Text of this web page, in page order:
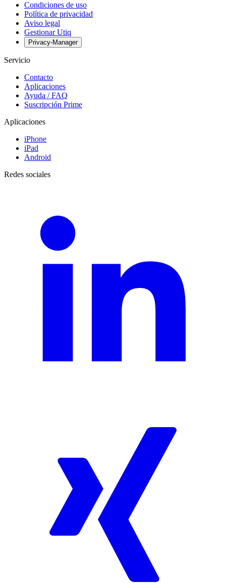
Condiciones de uso
Política de privacidad
Aviso legal
Gestionar Utiq
Privacy-Manager
Servicio
Contacto
Aplicaciones
Ayuda / FAQ
Suscripción Prime
Aplicaciones
iPhone
iPad
Android
Redes sociales